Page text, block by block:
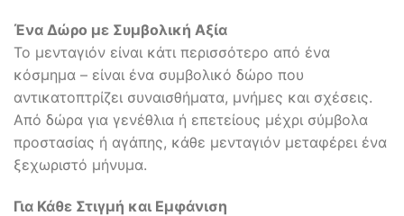
Ένα Δώρο με Συμβολική Αξία
Το μενταγιόν είναι κάτι περισσότερο από ένα
κόσμημα – είναι ένα συμβολικό δώρο που
αντικατοπτρίζει συναισθήματα, μνήμες και σχέσεις.
Από δώρα για γενέθλια ή επετείους μέχρι σύμβολα
προστασίας ή αγάπης, κάθε μενταγιόν μεταφέρει ένα
ξεχωριστό μήνυμα.
Για Κάθε Στιγμή και Εμφάνιση